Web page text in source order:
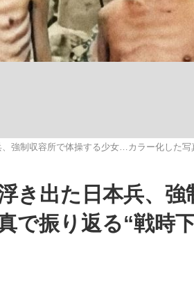
強制収容所で体操する少女…カラー化した写
き出た日本兵、強
で振り返る“戦時